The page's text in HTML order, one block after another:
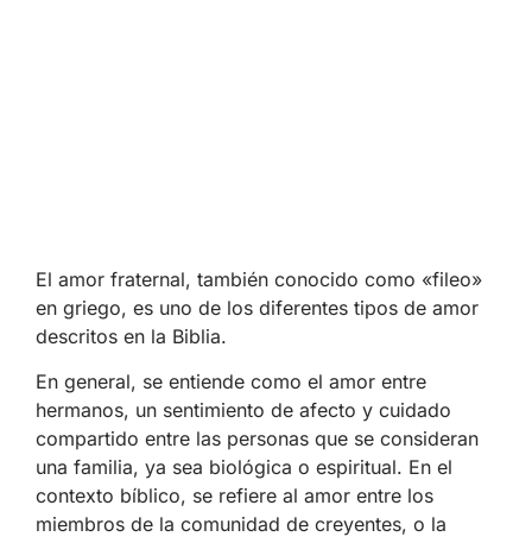
El amor fraternal, también conocido como «fileo»
en griego, es uno de los diferentes tipos de amor
descritos en la Biblia.
En general, se entiende como el amor entre
hermanos, un sentimiento de afecto y cuidado
compartido entre las personas que se consideran
una familia, ya sea biológica o espiritual. En el
contexto bíblico, se refiere al amor entre los
miembros de la comunidad de creyentes, o la